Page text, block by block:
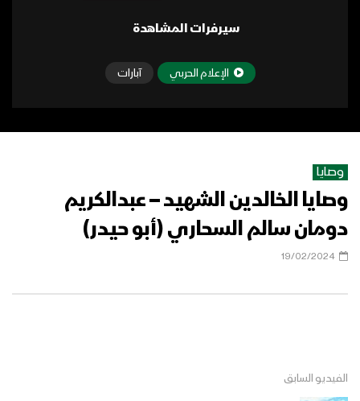
سيرفرات المشاهدة
الإعلام الحربي آبارات
وصايا
وصايا الخالدين الشهيد – عبدالكريم
دومان سالم السحاري (أبو حيدر)
19/02/2024
الفيديو السابق